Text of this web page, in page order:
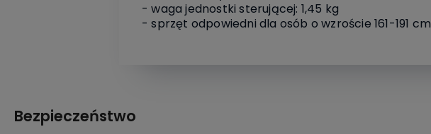
- waga jednostki sterującej: 1,45 kg
- sprzęt odpowiedni dla osób o wzroście 161-191 cm
Bezpieczeństwo